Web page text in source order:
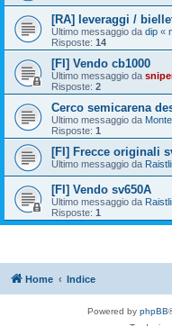
[RA] leveraggi /
Ultimo messaggio da dip «
Risposte: 14
[FI] Vendo cb1000
Ultimo messaggio da
Risposte: 2
Cerco semicarena
Ultimo messaggio da Monte
Risposte: 1
[FI] Frecce originali
Ultimo messaggio da
[FI] Vendo sv650A
Ultimo messaggio da
Risposte: 1
Home Indice
Powered by phpBB